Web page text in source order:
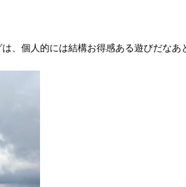
、個人的には結構お得感ある遊びだなあ